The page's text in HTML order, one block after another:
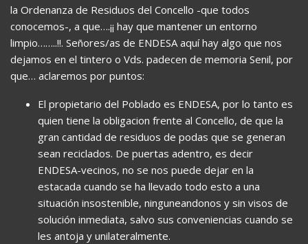
la Ordenanza de Residuos del Concello -que todos
conocemos-, a que….¡¡ hay que mantener un entorno
limpio……..!!. Señores/as de ENDESA aquí hay algo que nos
dejamos en el tintero o Vds. padecen de memoria Senil, por
que… aclaremos por puntos:
El propietario del Poblado es ENDESA, por lo tanto es
quien tiene la obligacion frente al Concello, de que la
gran cantidad de residuos de podas que se generan
sean reciclados. De puertas adentro, es decir
ENDESA-vecinos, no se nos puede dejar en la
estacada cuando se ha llevado todo esto a una
situación insostenible, ninguneandonos y sin visos de
solución inmediata, salvo sus conveniencias cuando se
les antoja y unilateralmente.